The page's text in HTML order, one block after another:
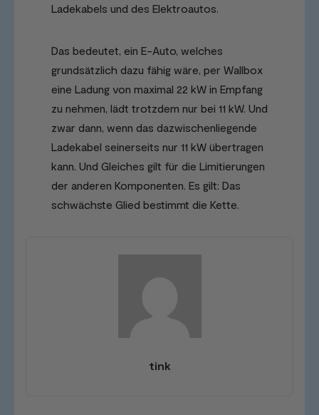
Ladekabels und des Elektroautos.
Das bedeutet, ein E-Auto, welches
grundsätzlich dazu fähig wäre, per Wallbox
eine Ladung von maximal 22 kW in Empfang
zu nehmen, lädt trotzdem nur bei 11 kW. Und
zwar dann, wenn das dazwischenliegende
Ladekabel seinerseits nur 11 kW übertragen
kann. Und Gleiches gilt für die Limitierungen
der anderen Komponenten. Es gilt: Das
schwächste Glied bestimmt die Kette.
tink